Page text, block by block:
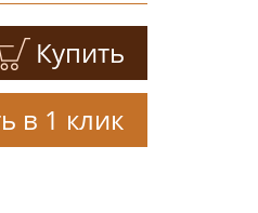
Купить
в 1 клик